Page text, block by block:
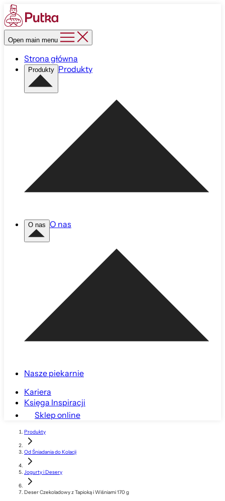
Open main menu
Strona główna
Produkty Produkty
O nas O nas
Nasze piekarnie
Kariera
Księga Inspiracji
Sklep online
Produkty
Od Śniadania do Kolacji
Jogurty i Desery
Deser Czekoladowy z Tapioką i Wiśniami 170 g